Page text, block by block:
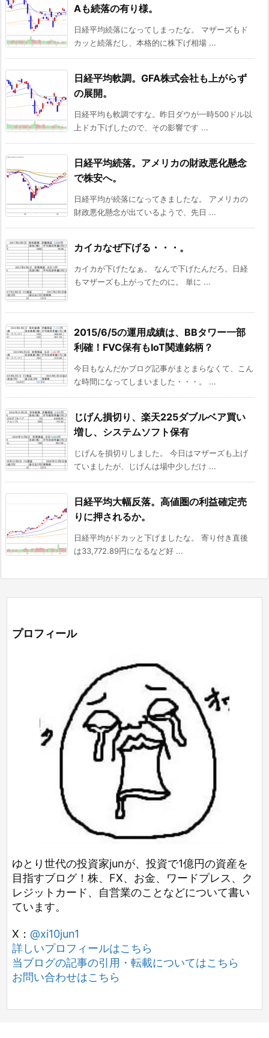
Aも続落の有り様。
日経平均続落になってしまったな。 マザーズもド
カッと続落だし、本格的に株下げ相場 ...
日経平均軟調。GFA株式会社も上がらず
の展開。
日経平均も軟調ですな。昨日ダウが一時500ドル以
上ドカ下げしたので、その影響です ...
日経平均続落。アメリカの財政悪化懸念
で株安へ。
日経平均が続落になってきましたな。 アメリカの
財政悪化懸念が出ているようで、先日 ...
カイカなぜ下げる・・・。
カイカが下げたなぁ。 なんで下げたんだろ。日経
もマザーズも上がってたのに。 単に ...
2015/6/5の運用成績は、BBタワー一部
利確！FVC保有もIoT関連銘柄？
今日もなんだかブログ記事がまとまらなくて、こん
な時間になってしまいました・・・。 ...
じげん損切り、楽天225ダブルベア買い
増し、システムソフト保有
じげんを損切りしました。 今日はマザーズも上げ
ていましたが、じげんは場中少しだけ ...
日経平均大幅反落。高値圏の利益確定売
りに押されるか。
日経平均がドカッと下げましたな。 寄り付き直後
は33,772.89円になるなど好 ...
プロフィール
ゆとり世代の投資家junが、投資で1億円の資産を
目指すブログ！株、FX、お金、ワードプレス、ク
レジットカード、自営業のことなどについて書い
ています。
X： @xi10jun1
詳しいプロフィールはこちら
当ブログの記事の引用・転載についてはこちら
お問い合わせはこちら